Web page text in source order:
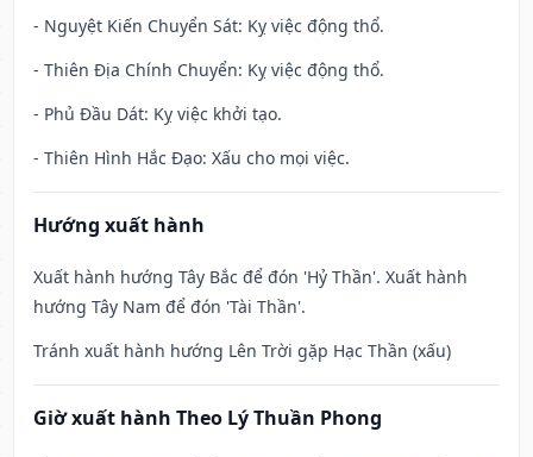
- Nguyệt Kiến Chuyển Sát: Kỵ việc động thổ.
- Thiên Địa Chính Chuyển: Kỵ việc động thổ.
- Phủ Đầu Dát: Kỵ việc khởi tạo.
- Thiên Hình Hắc Đạo: Xấu cho mọi việc.
Hướng xuất hành
Xuất hành hướng Tây Bắc để đón 'Hỷ Thần'. Xuất hành
hướng Tây Nam để đón 'Tài Thần'.
Tránh xuất hành hướng Lên Trời gặp Hạc Thần (xấu)
Giờ xuất hành Theo Lý Thuần Phong